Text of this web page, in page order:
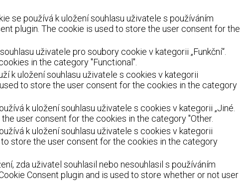
se používá k uložení souhlasu uživatele s používáním
plugin. The cookie is used to store the user consent for the
uživatele pro soubory cookie v kategorii „Funkční“.
in the category "Functional".
k uložení souhlasu uživatele s cookies v kategorii
to store the user consent for the cookies in the category
k uložení souhlasu uživatele s cookies v kategorii „Jiné.
user consent for the cookies in the category "Other.
k uložení souhlasu uživatele s cookies v kategorii
to store the user consent for the cookies in the category
zda uživatel souhlasil nebo nesouhlasil s používáním
Consent plugin and is used to store whether or not user